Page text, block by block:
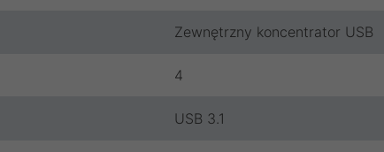
Zewnętrzny koncentrator USB
4
USB 3.1